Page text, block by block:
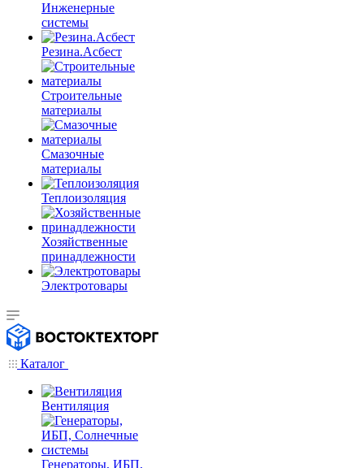
Инженерные
системы
Резина.Асбест
Строительные
материалы
Смазочные
материалы
Теплоизоляция
Хозяйственные
принадлежности
Электротовары
Каталог
Вентиляция
Генераторы, ИБП,